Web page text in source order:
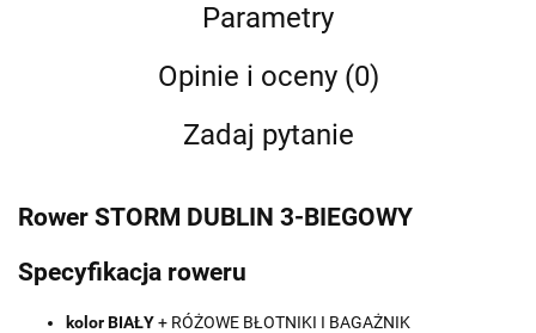
Parametry
Opinie i oceny (0)
Zadaj pytanie
Rower STORM DUBLIN 3-BIEGOWY
Specyfikacja roweru
kolor BIAŁY+ RÓŻOWE BŁOTNIKI I BAGAŻNIK